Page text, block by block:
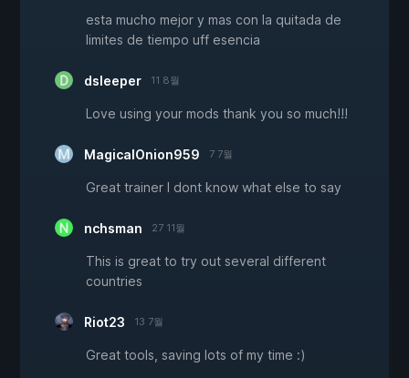
esta mucho mejor y mas con la quitada de
limites de tiempo uff esencia
dsleeper 11 8월
Love using your mods thank you so much!!!
MagicalOnion959 7 7월
Great trainer I dont know what else to say
nchsman 27 11월
This is great to try out several different
countries
Riot23 13 7월
Great tools, saving lots of my time :)